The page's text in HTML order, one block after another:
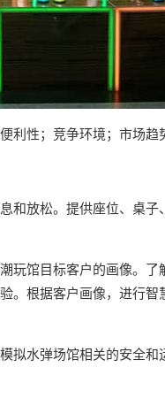
利性；竞争环境；市场趋
和放松。提供座位、桌
馆目标客户的画像。了
。根据客户画像，进行
拟水弹场馆相关的安全